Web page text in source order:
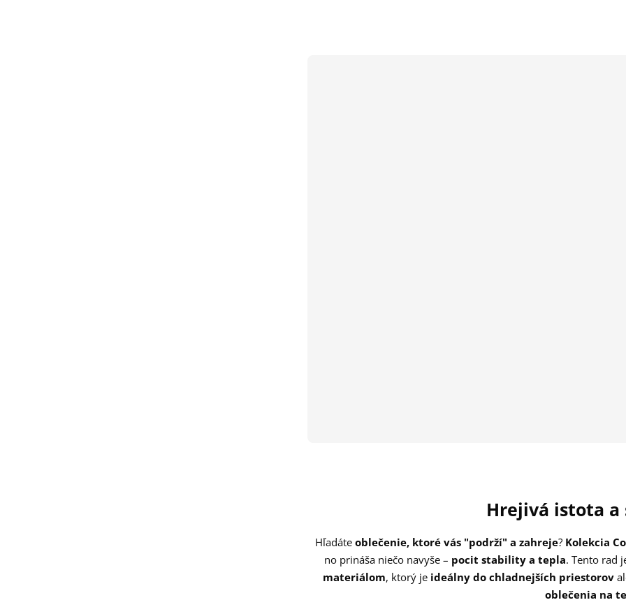
Hrejivá istota
Hľadáte oblečenie, ktoré vás "podrží" a zahreje? Kolekcia
no prináša niečo navyše – pocit stability a tepla. Tento rad
materiálom, ktorý je ideálny do chladnejších priestorov
oblečenia na